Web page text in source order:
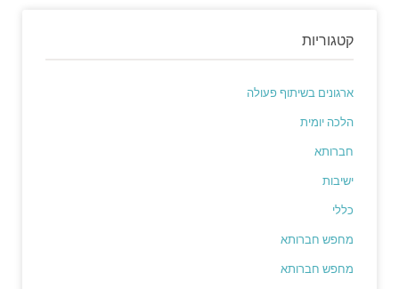
קטגוריות
ארגונים בשיתוף פעולה
הלכה יומית
חברותא
ישיבות
כללי
מחפש חברותא
מחפש חברותא